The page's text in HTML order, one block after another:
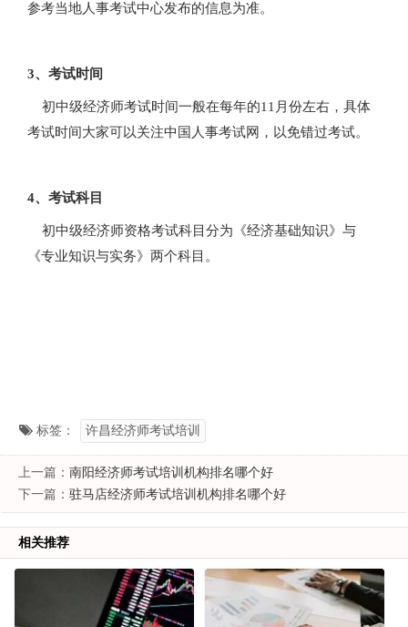
参考当地人事考试中心发布的信息为准。
3、考试时间
初中级经济师考试时间一般在每年的11月份左右，具体
考试时间大家可以关注中国人事考试网，以免错过考试。
4、考试科目
初中级经济师资格考试科目分为《经济基础知识》与
《专业知识与实务》两个科目。
标签： 许昌经济师考试培训
上一篇： 南阳经济师考试培训机构排名哪个好
下一篇： 驻马店经济师考试培训机构排名哪个好
相关推荐